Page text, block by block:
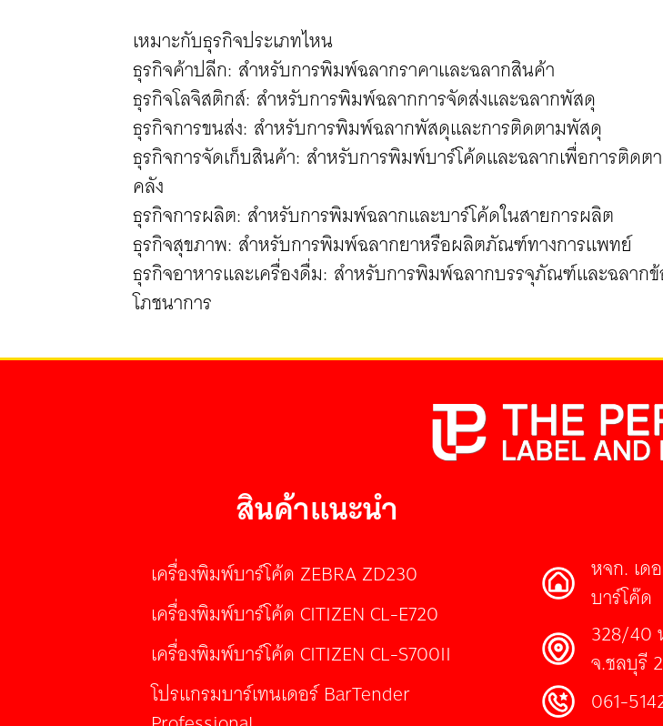
เหมาะกับธุรกิจประเภทไหน
ธุรกิจค้าปลีก: สำหรับการพิมพ์ฉลากราคาและฉลากสินค้า
ธุรกิจโลจิสติกส์: สำหรับการพิมพ์ฉลากการจัดส่งและฉลากพัสดุ
ธุรกิจการขนส่ง: สำหรับการพิมพ์ฉลากพัสดุและการติดตามพัสดุ
ธุรกิจการจัดเก็บสินค้า: สำหรับการพิมพ์บาร์โค้ดและฉลากเพื่อการติดต
คลัง
ธุรกิจการผลิต: สำหรับการพิมพ์ฉลากและบาร์โค้ดในสายการผลิต
ธุรกิจสุขภาพ: สำหรับการพิมพ์ฉลากยาหรือผลิตภัณฑ์ทางการแพทย์
ธุรกิจอาหารและเครื่องดื่ม: สำหรับการพิมพ์ฉลากบรรจุภัณฑ์และฉลาก
โภชนาการ
สินค้าแนะนำ
เครื่องพิมพ์บาร์โค้ด ZEBRA ZD230
เครื่องพิมพ์บาร์โค้ด CITIZEN CL-E720
เครื่องพิมพ์บาร์โค้ด CITIZEN CL-S700II
โปรแกรมบาร์เทนเดอร์ BarTender
หจก. เด
บาร์โค๊ด
328/40
จ.ชลบุรี
061-